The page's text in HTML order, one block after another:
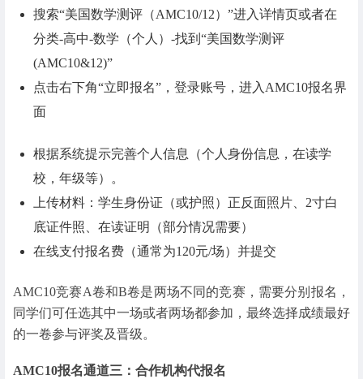
搜索“美国数学测评（AMC10/12）”进入详情页或者在
分类-高中-数学（个人）-找到“美国数学测评
(AMC10&12)”
点击右下角“立即报名”，登录账号，进入AMC10报名界
面
根据系统提示完善个人信息（个人身份信息，在读学
校，年级等）。
上传材料：学生身份证（或护照）正反面照片、2寸白
底证件照、在读证明（部分情况需要）
在线支付报名费（通常为120元/场）并提交
AMC10竞赛A卷和B卷是两场不同的竞赛，需要分别报名，
同学们可任选其中一场或者两场都参加，最终选择成绩最好
的一卷参与评奖及晋级。
AMC10报名通道三：合作机构代报名